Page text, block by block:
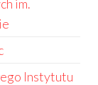
im.
Instytutu